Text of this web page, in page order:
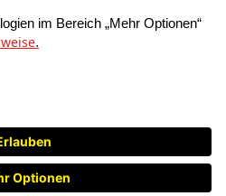
• Humboldtstr. 140 - 144 •
Deutschland